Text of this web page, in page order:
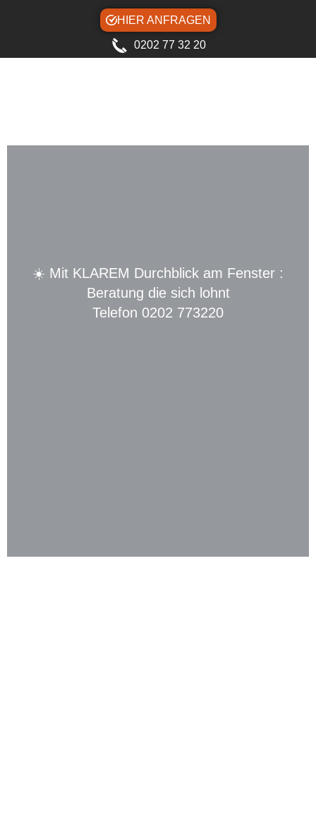
HIER ANFRAGEN
0202 77 32 20
☀️ Mit KLAREM Durchblick am Fenster :
Beratung die sich lohnt
Telefon 0202 773220